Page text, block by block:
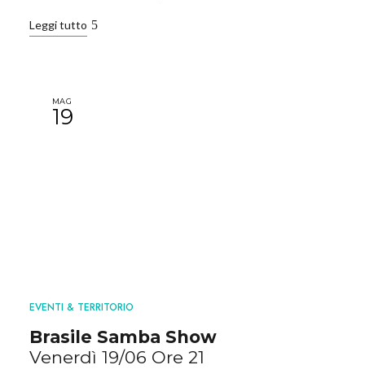
Leggi tutto
MAG
19
EVENTI & TERRITORIO
Brasile Samba Show
Venerdì 19/06 Ore 21